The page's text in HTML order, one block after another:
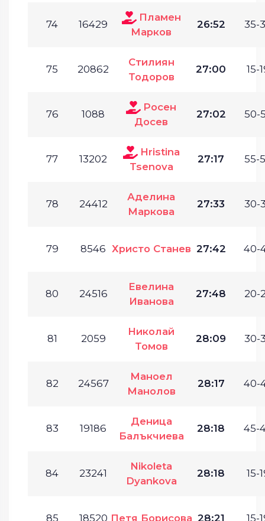
74 16429
Пламен
Марков
26:52 35-
75 20862
Стилиян
Тодоров
27:00 15-
76 1088
Росен
Досев
27:02 50-
77 13202
Hristina
Tsenova
27:17 55-
78 24412
Аделина
Маркова
27:33 30-
79 8546 Христо Станев 27:42 40-
80 24516
Евелина
Иванова
27:48 20-
81 2059
Николай
Томов
28:09 30-
82 24567
Маноел
Манолов
28:17 40-
83 19186
Деница
Балъкчиева
28:18 45-
84 23241
Nikoleta
Dyankova
28:18 15-
85 18520 Петя Борисова 28:21 15-